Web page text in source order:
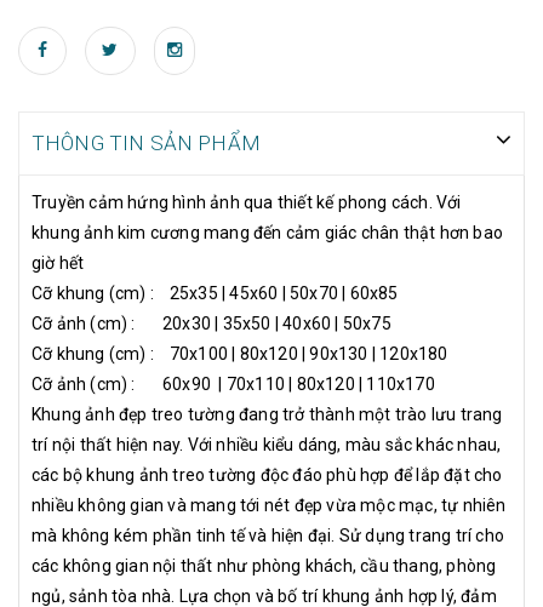
nhiên mà không kém phần tinh tế và hiện đại. Sử dụng trang trí
cho các không gian nội thất như phòng khách, cầu thang, phòng
bạn sẽ hoàn toàn hài lòng với nội thất không gian ngôi nhà mình.
THÔNG TIN SẢN PHẨM
Truyền cảm hứng hình ảnh qua thiết kế phong cách. Với
khung ảnh kim cương mang đến cảm giác chân thật hơn bao
giờ hết
Cỡ khung (cm) : 25x35 | 45x60 | 50x70 | 60x85
Cỡ ảnh (cm) : 20x30 | 35x50 | 40x60 | 50x75
Cỡ khung (cm) : 70x100 | 80x120 | 90x130 | 120x180
Cỡ ảnh (cm) : 60x90 | 70x110 | 80x120 | 110x170
Khung ảnh đẹp treo tường đang trở thành một trào lưu trang
trí nội thất hiện nay. Với nhiều kiểu dáng, màu sắc khác nhau,
các bộ khung ảnh treo tường độc đáo phù hợp để lắp đặt cho
nhiều không gian và mang tới nét đẹp vừa mộc mạc, tự nhiên
mà không kém phần tinh tế và hiện đại. Sử dụng trang trí cho
các không gian nội thất như phòng khách, cầu thang, phòng
ngủ, sảnh tòa nhà. Lựa chọn và bố trí khung ảnh hợp lý, đảm